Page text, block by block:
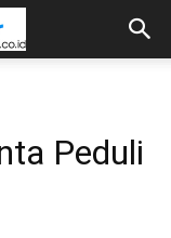
Peduli